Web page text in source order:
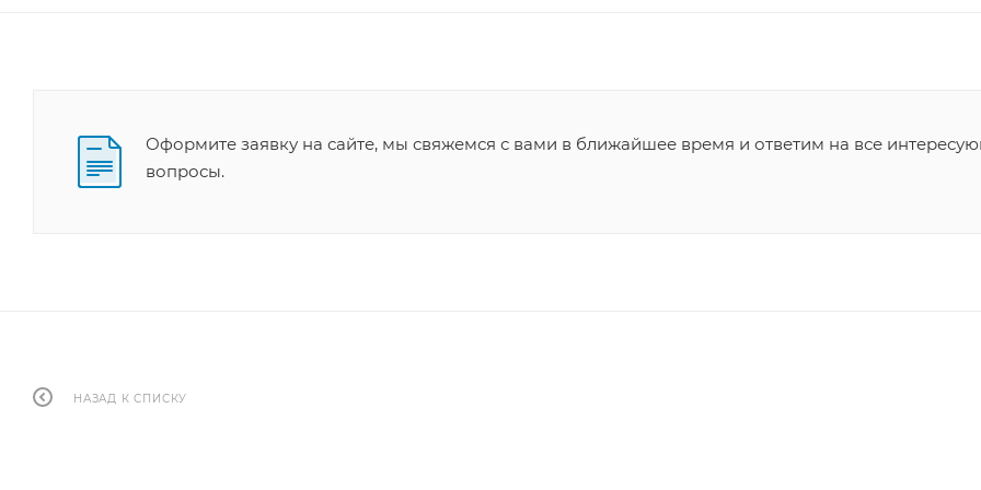
Оформите заявку на сайте, мы свяжемся с вами в ближайшее время и ответим на все
вопросы.
НАЗАД К СПИСКУ